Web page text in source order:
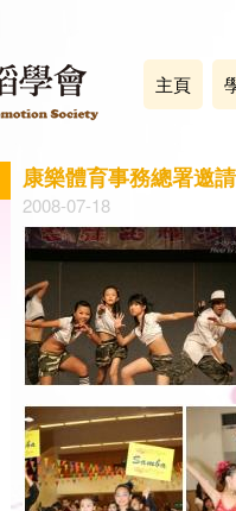
主頁
康樂體育事務總署邀
2008-07-18